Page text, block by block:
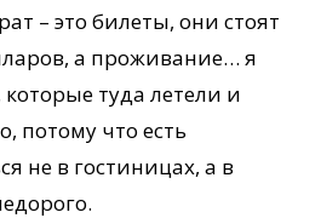
– это билеты, они стоят
а проживание… я
туда летели и
потому что есть
не в гостиницах, а в